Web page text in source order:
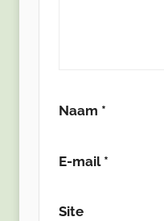
Naam *
E-mail *
Site